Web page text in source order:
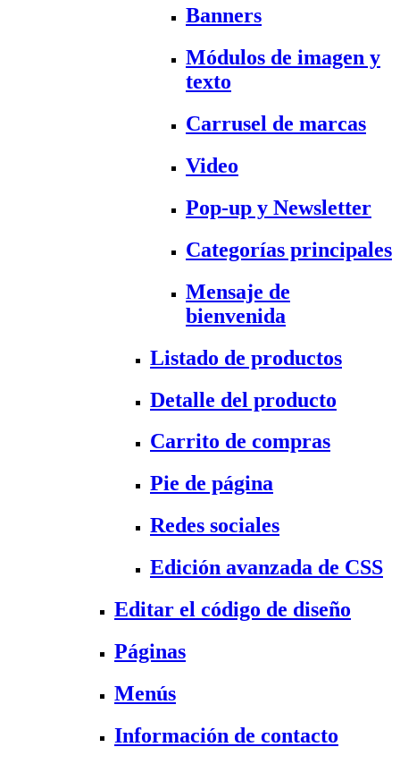
Banners
Módulos de imagen y
texto
Carrusel de marcas
Video
Pop-up y Newsletter
Categorías principales
Mensaje de
bienvenida
Listado de productos
Detalle del producto
Carrito de compras
Pie de página
Redes sociales
Edición avanzada de CSS
Editar el código de diseño
Páginas
Menús
Información de contacto